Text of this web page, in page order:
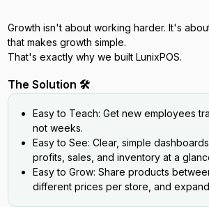
Growth isn't about working harder. It's
that makes growth simple.
That's exactly why we built LunixPOS.
The Solution 🛠️
Easy to Teach: Get new employees
not weeks.
Easy to See: Clear, simple
profits, sales, and inventory at a
Easy to Grow: Share products
different prices per store, and